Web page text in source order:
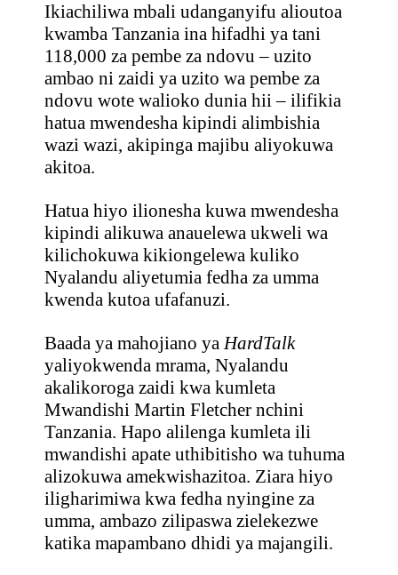
Ikiachiliwa mbali udanganyifu alioutoa
kwamba Tanzania ina hifadhi ya tani
118,000 za pembe za ndovu – uzito
ambao ni zaidi ya uzito wa pembe za
ndovu wote walioko dunia hii – ilifikia
hatua mwendesha kipindi alimbishia
wazi wazi, akipinga majibu aliyokuwa
akitoa.
Hatua hiyo ilionesha kuwa mwendesha
kipindi alikuwa anauelewa ukweli wa
kilichokuwa kikiongelewa kuliko
Nyalandu aliyetumia fedha za umma
kwenda kutoa ufafanuzi.
Baada ya mahojiano yaHardTalk
yaliyokwenda mrama, Nyalandu
akalikoroga zaidi kwa kumleta
Mwandishi Martin Fletcher nchini
Tanzania. Hapo alilenga kumleta ili
mwandishi apate uthibitisho wa tuhuma
alizokuwa amekwishazitoa. Ziara hiyo
iligharimiwa kwa fedha nyingine za
umma, ambazo zilipaswa zielekezwe
katika mapambano dhidi ya majangili.